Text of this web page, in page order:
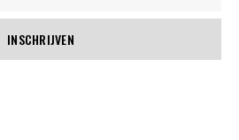
INSCHRIJVEN